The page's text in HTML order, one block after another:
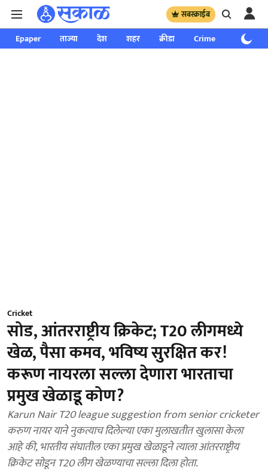
सबस्क्राईब
Epaper ताज्या देश शहर क्रीडा Crime साप्ताहिक
Cricket
सोड, आंतरराष्ट्रीय क्रिकेट; T20 लीगमध्ये
खेळ, पैसा कमव, भविष्य सुरक्षित कर!
करूण नायरला सल्ला देणारा भारताचा
प्रमुख खेळाडू कोण?
Karun Nair T20 league suggestion from senior cricketer
करुण नायर याने नुकत्याच दिलेल्या एका मुलाखतीत खुलासा केला
आहे की, भारतीय संघातील एका प्रमुख खेळाडूने त्याला आंतरराष्ट्रीय
क्रिकेट सोडून T20 लीग खेळण्याचा सल्ला दिला होता.